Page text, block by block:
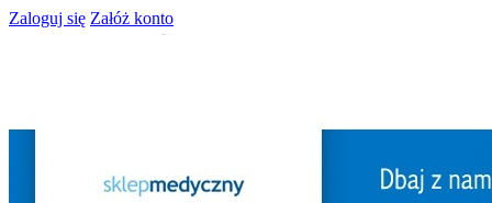
Zaloguj się Załóż konto